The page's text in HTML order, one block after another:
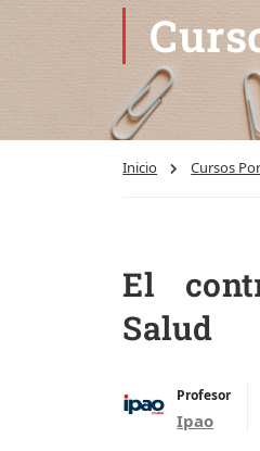
Inicio Cursos
El
Salud
Profesor
Ipao